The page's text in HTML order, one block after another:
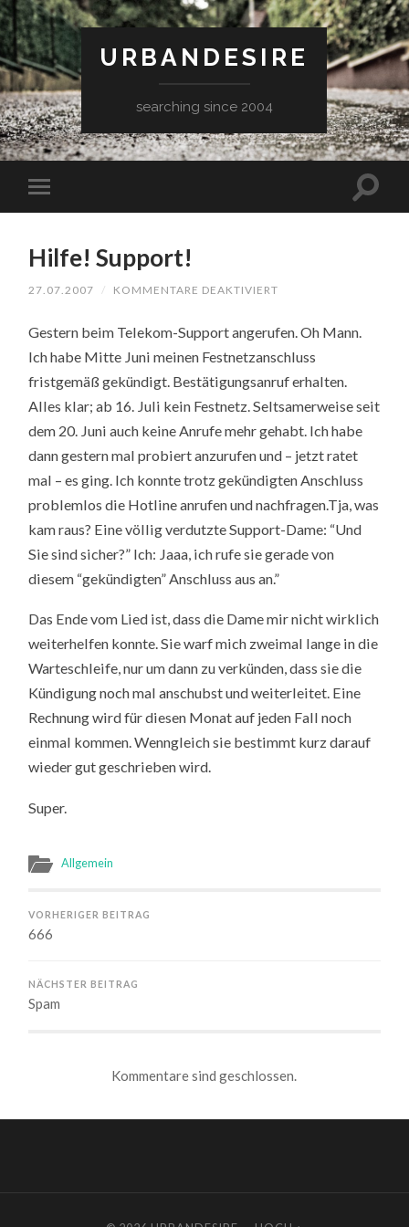
URBANDESIRE
searching since 2004
Hilfe! Support!
27.07.2007 / KOMMENTARE DEAKTIVIERT
Gestern beim Telekom-Support angerufen. Oh Mann.
Ich habe Mitte Juni meinen Festnetzanschluss
fristgemäß gekündigt. Bestätigungsanruf erhalten.
Alles klar; ab 16. Juli kein Festnetz. Seltsamerweise seit
dem 20. Juni auch keine Anrufe mehr gehabt. Ich habe
dann gestern mal probiert anzurufen und – jetzt ratet
mal – es ging. Ich konnte trotz gekündigten Anschluss
problemlos die Hotline anrufen und nachfragen.Tja, was
kam raus? Eine völlig verdutzte Support-Dame: “Und
Sie sind sicher?” Ich: Jaaa, ich rufe sie gerade von
diesem “gekündigten” Anschluss aus an.”
Das Ende vom Lied ist, dass die Dame mir nicht wirklich
weiterhelfen konnte. Sie warf mich zweimal lange in die
Warteschleife, nur um dann zu verkünden, dass sie die
Kündigung noch mal anschubst und weiterleitet. Eine
Rechnung wird für diesen Monat auf jeden Fall noch
einmal kommen. Wenngleich sie bestimmt kurz darauf
wieder gut geschrieben wird.
Super.
Allgemein
VORHERIGER BEITRAG
666
NÄCHSTER BEITRAG
Spam
Kommentare sind geschlossen.